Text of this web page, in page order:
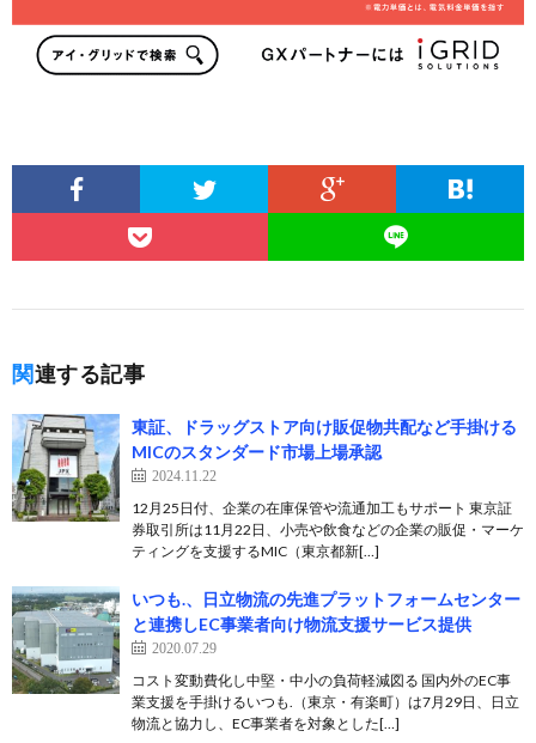
関連する記事
東証、ドラッグストア向け販促物共配など手掛ける
MICのスタンダード市場上場承認
2024.11.22
12月25日付、企業の在庫保管や流通加工もサポート 東京証
券取引所は11月22日、小売や飲食などの企業の販促・マーケ
ティングを支援するMIC（東京都新[…]
いつも.、日立物流の先進プラットフォームセンター
と連携しEC事業者向け物流支援サービス提供
2020.07.29
コスト変動費化し中堅・中小の負荷軽減図る 国内外のEC事
業支援を手掛けるいつも.（東京・有楽町）は7月29日、日立
物流と協力し、EC事業者を対象とした[…]